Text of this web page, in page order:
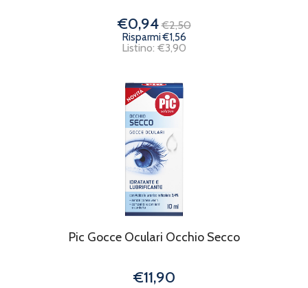
€0,94 €2,50
Risparmi €1,56
Listino: €3,90
Pic Gocce Oculari Occhio Secco
€11,90